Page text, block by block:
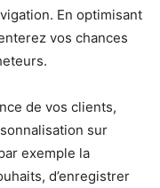
En optimisant
vos chances
de vos clients,
sur
exemple la
d’enregistrer